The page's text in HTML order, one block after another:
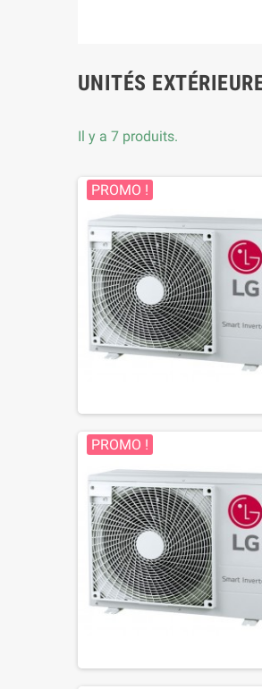
UNITÉS
Il y a 7 produits.
PROMO !
PROMO !